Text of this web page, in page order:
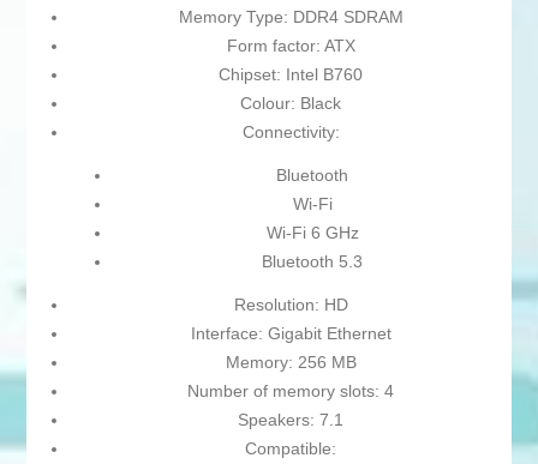
Memory Type: DDR4 SDRAM
Form factor: ATX
Chipset: Intel B760
Colour: Black
Connectivity:
Bluetooth
Wi-Fi
Wi-Fi 6 GHz
Bluetooth 5.3
Resolution: HD
Interface: Gigabit Ethernet
Memory: 256 MB
Number of memory slots: 4
Speakers: 7.1
Compatible: